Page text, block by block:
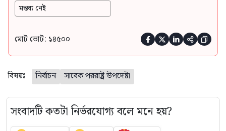
মন্তব্য নেই
মোট ভোট: ১৪৫০০     
বিষয়ঃ নির্বাচন সাবেক পররাষ্ট্র উপদেষ্টা
সংবাদটি কতটা নির্ভরযোগ্য বলে মনে হয়?